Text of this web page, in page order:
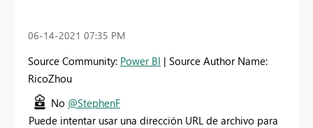
‎06-14-2021 07:35 PM
Source Community: Power BI | Source Author Name:
RicoZhou
No @StephenF
Puede intentar usar una dirección URL de archivo para